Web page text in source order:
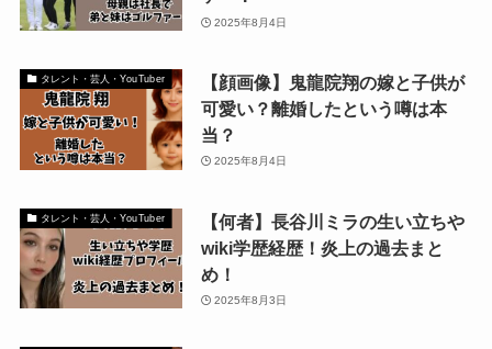
2025年8月4日
タレント・芸人・YouTuber
【顔画像】鬼龍院翔の嫁と子供が
可愛い？離婚したという噂は本
当？
2025年8月4日
タレント・芸人・YouTuber
【何者】長谷川ミラの生い立ちや
wiki学歴経歴！炎上の過去まと
め！
2025年8月3日